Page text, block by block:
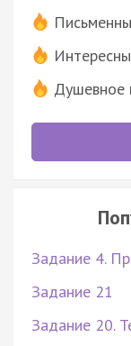
Душевное
Задание 4.
Задание 21
Задание 20.